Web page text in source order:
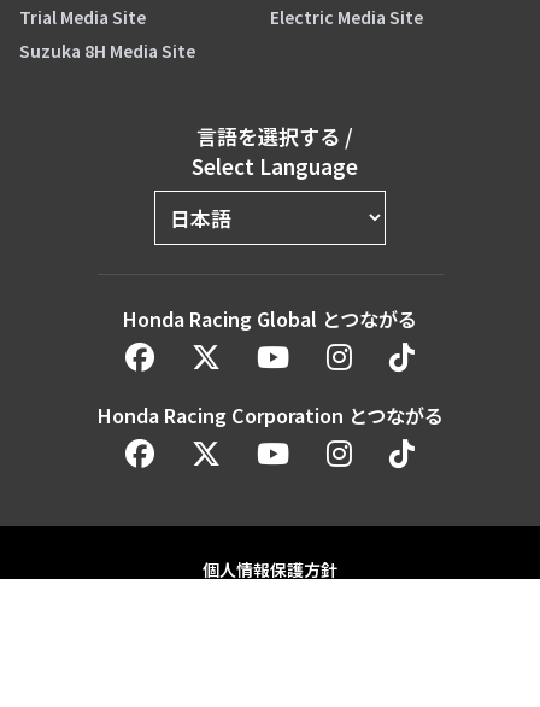
Trial Media Site
Electric Media Site
Suzuka 8H Media Site
言語を選択する /
Select Language
Honda Racing Global とつながる
Honda Racing Corporation とつながる
個人情報保護方針